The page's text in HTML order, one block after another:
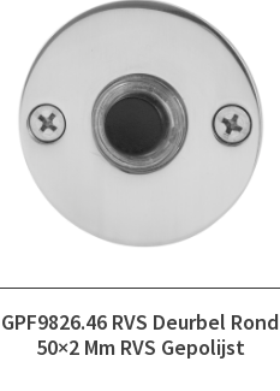
GPF9826.46 RVS Deurbel Rond
50×2 Mm RVS Gepolijst